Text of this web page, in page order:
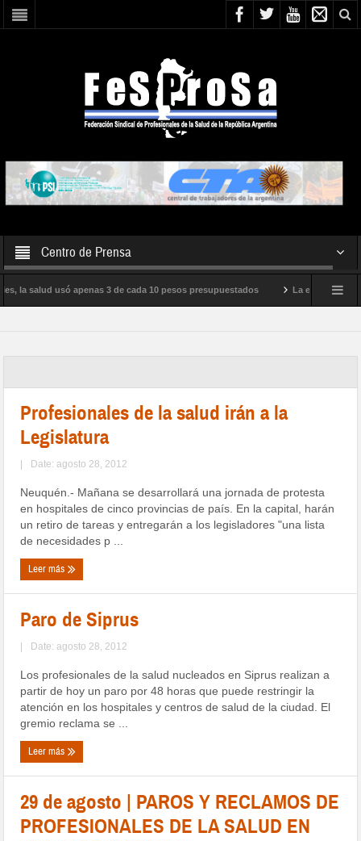
Centro de Prensa
salud usó apenas 3 de cada 10 pesos presupuestados La epidemia de
Profesionales de la salud irán a la
Legislatura
| Date: agosto 28, 2012
Neuquén.- Mañana se desarrollará una jornada de protesta
en hospitales de cinco provincias de país. En la capital, harán
un retiro de tareas y entregarán a los legisladores "una lista
de necesidades p ...
Leer más
Paro de Siprus
| Date: agosto 28, 2012
Los profesionales de la salud nucleados en Siprus realizan a
partir de hoy un paro por 48 horas que puede restringir la
atención en los hospitales y centros de salud de la ciudad. El
gremio reclama se ...
Leer más
29 de agosto | PAROS Y RECLAMOS DE
PROFESIONALES DE LA SALUD EN